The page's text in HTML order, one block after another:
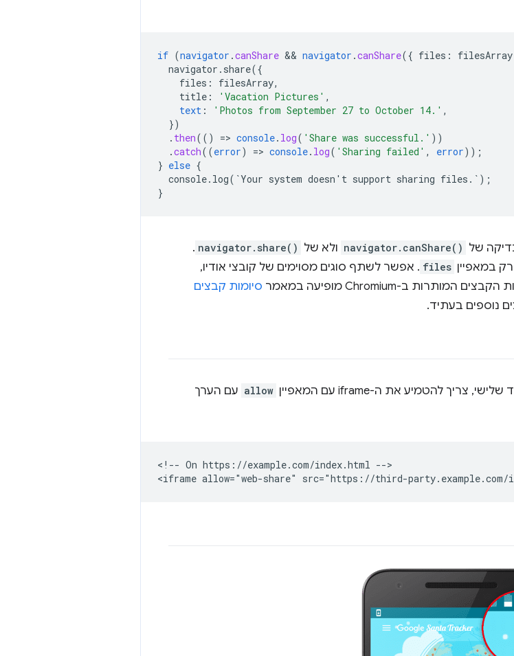
if (navigator .canShare && navigator .canShare({ files : filesArray
navigator.share({
files : filesArray,
title : 'Vacation Pictures' ,
text : 'Photos from September 27 to October 14.' ,
})
. then(() => console. log( 'Share was successful.' ))
.catch((error) => console. log( 'Sharing failed' , error));
} else {
console.log(`Your system doesn't support sharing files.`) ;
}
של navigator.canShare() ולא של navigator.share()
.
במאפיין files . אפשר לשתף סוגים מסוימים של קובצי אודיו,
סיומות קבצים
נוספים בעתיד.
allow עם הערך
<!-- On https://example.com/index.html -->